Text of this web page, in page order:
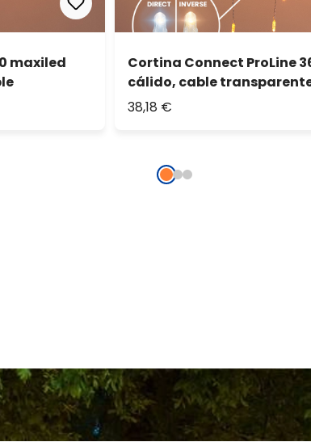
maxiled
Cortina Connect ProLine
cálido, cable
38,18 €